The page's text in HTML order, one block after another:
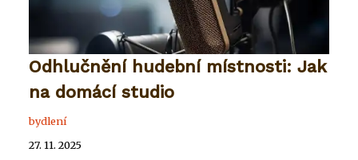
Odhlučnění hudební místnosti: Jak
na domácí studio
bydlení
27. 11. 2025